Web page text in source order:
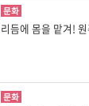
문화
리듬에 몸을 맡겨!
문화